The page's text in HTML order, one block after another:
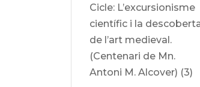
Cicle: L’excursionisme
científic i la
de l’art medieval.
(Centenari de Mn.
Antoni M. Alcover) (3)